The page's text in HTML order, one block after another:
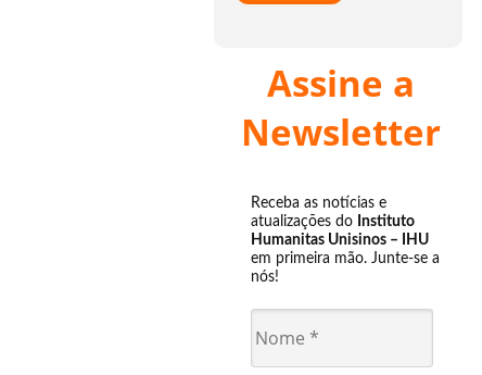
Assine a
Newsletter
Receba as notícias e
atualizações do Instituto
Humanitas Unisinos – IHU
em primeira mão. Junte-se a
nós!